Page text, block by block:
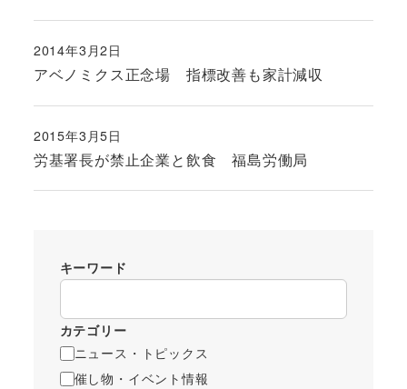
アベノミクス正念場 指標改善も家計減収
投稿日
2014年3月2日
労基署長が禁止企業と飲食 福島労働局
投稿日
2015年3月5日
キーワード
カテゴリー
ニュース・トピックス
催し物・イベント情報